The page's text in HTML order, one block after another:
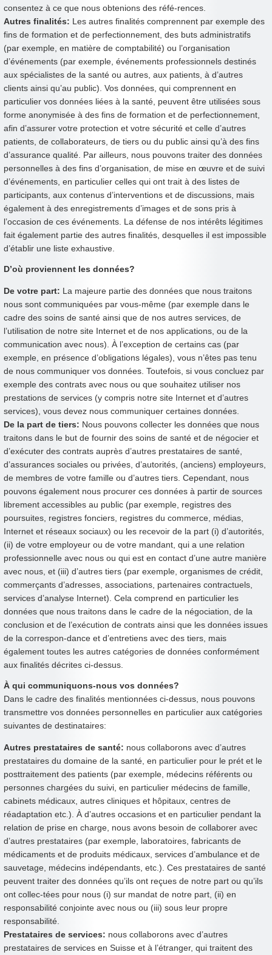
consentez à ce que nous obtenions des réfé-rences.
Autres finalités: Les autres finalités comprennent par exemple des
fins de formation et de perfectionnement, des buts administratifs
(par exemple, en matière de comptabilité) ou l’organisation
d’événements (par exemple, événements professionnels destinés
aux spécialistes de la santé ou autres, aux patients, à d’autres
clients ainsi qu’au public). Vos données, qui comprennent en
particulier vos données liées à la santé, peuvent être utilisées sous
forme anonymisée à des fins de formation et de perfectionnement,
afin d’assurer votre protection et votre sécurité et celle d’autres
patients, de collaborateurs, de tiers ou du public ainsi qu’à des fins
d’assurance qualité. Par ailleurs, nous pouvons traiter des données
personnelles à des fins d’organisation, de mise en œuvre et de suivi
d’événements, en particulier celles qui ont trait à des listes de
participants, aux contenus d’interventions et de discussions, mais
également à des enregistrements d’images et de sons pris à
l’occasion de ces événements. La défense de nos intérêts légitimes
fait également partie des autres finalités, desquelles il est impossible
d’établir une liste exhaustive.
D’où proviennent les données?
De votre part: La majeure partie des données que nous traitons
nous sont communiquées par vous-même (par exemple dans le
cadre des soins de santé ainsi que de nos autres services, de
l’utilisation de notre site Internet et de nos applications, ou de la
communication avec nous). À l’exception de certains cas (par
exemple, en présence d’obligations légales), vous n’êtes pas tenu
de nous communiquer vos données. Toutefois, si vous concluez par
exemple des contrats avec nous ou que souhaitez utiliser nos
prestations de services (y compris notre site Internet et d’autres
services), vous devez nous communiquer certaines données.
De la part de tiers: Nous pouvons collecter les données que nous
traitons dans le but de fournir des soins de santé et de négocier et
d’exécuter des contrats auprès d’autres prestataires de santé,
d’assurances sociales ou privées, d’autorités, (anciens) employeurs,
de membres de votre famille ou d’autres tiers. Cependant, nous
pouvons également nous procurer ces données à partir de sources
librement accessibles au public (par exemple, registres des
poursuites, registres fonciers, registres du commerce, médias,
Internet et réseaux sociaux) ou les recevoir de la part (i) d’autorités,
(ii) de votre employeur ou de votre mandant, qui a une relation
professionnelle avec nous ou qui est en contact d’une autre manière
avec nous, et (iii) d’autres tiers (par exemple, organismes de crédit,
commerçants d’adresses, associations, partenaires contractuels,
services d’analyse Internet). Cela comprend en particulier les
données que nous traitons dans le cadre de la négociation, de la
conclusion et de l’exécution de contrats ainsi que les données issues
de la correspon-dance et d’entretiens avec des tiers, mais
également toutes les autres catégories de données conformément
aux finalités décrites ci-dessus.
À qui communiquons-nous vos données?
Dans le cadre des finalités mentionnées ci-dessus, nous pouvons
transmettre vos données personnelles en particulier aux catégories
suivantes de destinataires:
Autres prestataires de santé: nous collaborons avec d’autres
prestataires du domaine de la santé, en particulier pour le prét et le
posttraitement des patients (par exemple, médecins référents ou
personnes chargées du suivi, en particulier médecins de famille,
cabinets médicaux, autres cliniques et hôpitaux, centres de
réadaptation etc.). À d’autres occasions et en particulier pendant la
relation de prise en charge, nous avons besoin de collaborer avec
d’autres prestataires (par exemple, laboratoires, fabricants de
médicaments et de produits médicaux, services d’ambulance et de
sauvetage, médecins indépendants, etc.). Ces prestataires de santé
peuvent traiter des données qu’ils ont reçues de notre part ou qu’ils
ont collec-tées pour nous (i) sur mandat de notre part, (ii) en
responsabilité conjointe avec nous ou (iii) sous leur propre
responsabilité.
Prestataires de services: nous collaborons avec d’autres
prestataires de services en Suisse et à l’étranger, qui traitent des